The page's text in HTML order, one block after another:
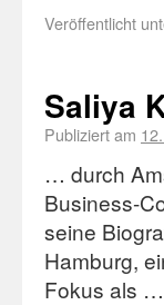
Veröffentlicht
Saliya
Publiziert am
… durch
Business-
seine
Hamburg,
Fokus als …